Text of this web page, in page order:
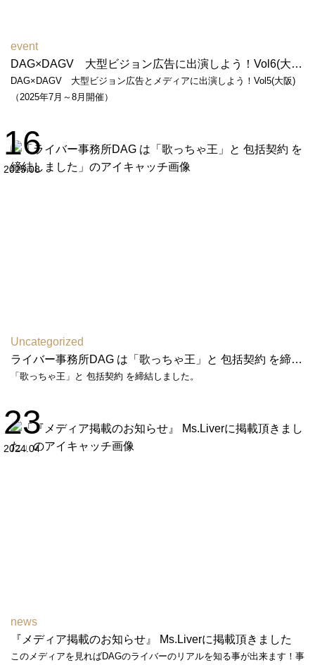
event
DAG×DAGV 大型ビジョン広告に出演しよう！Vol6(大阪)（2026年6月～7月開催）
DAG×DAGV 大型ビジョン広告とメディアに出演しよう！Vol5(大阪)
（2025年7月～8月開催）
16
2025.08
Uncategorized
ライバー事務所DAG は「歌っちゃ王」と 包括契約 を締結しました
「歌っちゃ王」と 包括契約 を締結しました。
23
2024.04
news
『メディア掲載のお知らせ』 Ms.Liverに掲載頂きました
このメディアを見ればDAGのライバーのリアルを知る事が出来ます！事